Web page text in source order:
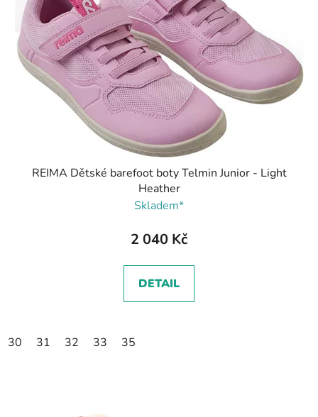
REIMA Dětské barefoot boty Telmin Junior - Light
Heather
Skladem*
2 040 Kč
DETAIL
30 31 32 33 35